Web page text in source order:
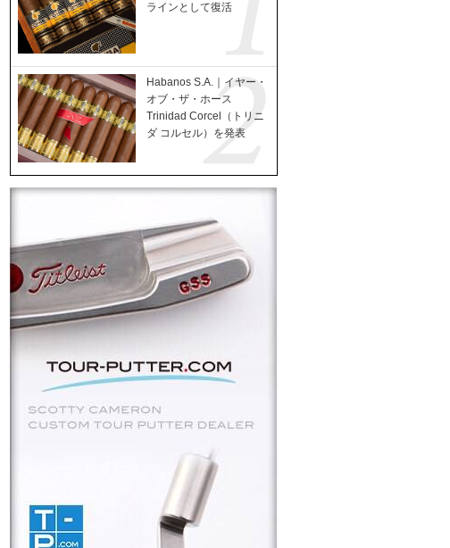
ラインとして復活
Habanos S.A.｜イヤー・
オブ・ザ・ホース
Trinidad Corcel（トリニ
ダ コルセル）を発表